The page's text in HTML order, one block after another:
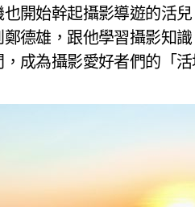
開始幹起攝影導遊的活
德雄，跟他學習攝影知
成為攝影愛好者們的「活